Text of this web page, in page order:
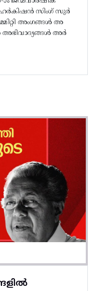
സിംഗ് സുർ
അംഗങ്ങൾ അ
അഭിവാദ്യങ്ങൾ അർ